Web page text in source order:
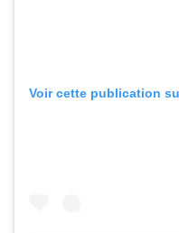
Voir cette publication